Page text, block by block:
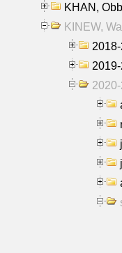
KHAN,
KINEW,
2020-